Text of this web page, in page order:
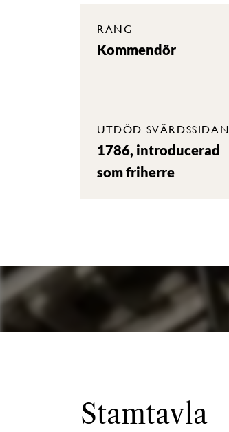
RANG
Kommendör
UTDÖD SVÄRDSSIDAN
1786, introducerad
som friherre
Stamtavla